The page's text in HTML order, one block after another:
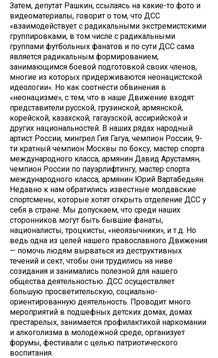
Затем, депутат Рашкин, ссылаясь на какие-то фото и
видеоматериалы, говорит о том, что ДСС
«взаимодействует с радикальными экстремистскими
группировками, в том числе с радикальными
группами футбольных фанатов и по сути ДСС сама
является радикальным формированием,
занимающимся боевой подготовкой своих членов,
многие из которых придерживаются неонацистской
идеологии«. Но как соотнести обвинения в
«неонацизме», с тем, что в наше Движение входят
представители русской, грузинской, армянской,
корейской, казахской, гагаузской, ассирийской и
других национальностей. В наших рядах народный
артист России, мингрел Гия Гагуа, чемпион России, 9-
ти кратный чемпион Москвы по боксу, мастер спорта
международного класса, армянин Давид Арустамян,
чемпион России по пауэрлифтингу, мастер спорта
международного класса, армянин Юрий Вартабедьян.
Недавно к нам обратились известные молдавские
спортсмены, которые хотят открыть отделение ДСС у
себя в стране. Мы допускаем, что среди наших
сторонников могут быть бывшие фанаты,
националисты, троцкисты, «неоязычники», и т.д. Но
ведь одна из целей нашего православного Движения
— помочь людям вырваться из деструктивных
течений и сект, чтобы они трудились на ниве
созидания и занимались полезной для нашего
общества деятельностью. ДСС осуществляет
большую просветительскую, социально-
ориентированную деятельность. Проводит много
мероприятий в подшефных детских домах, домах
престарелых, занимается профилактикой наркомании
и алкоголизма в молодёжной среде, организует
форумы, фестивали с целью патриотического
воспитания.